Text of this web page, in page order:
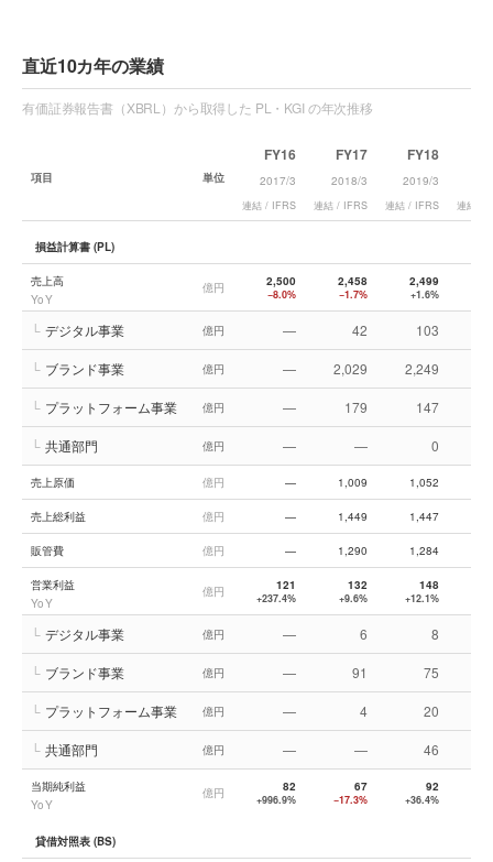
直近10カ年の業績
有価証券報告書（XBRL）から取得した PL・KGI の年次推移
項目 単位
FY16
2017/3
連結 / IFRS
FY17
2018/3
連結 / IFRS
FY18
2019/3
連結 / IFRS 連結 /
損益計算書 (PL)
売上高
YoY
億円 2,500
−8.0%
2,458
−1.7%
2,499
+1.6%
└ デジタル事業 億円 — 42 103
└ ブランド事業 億円 — 2,029 2,249
└ プラットフォーム事業 億円 — 179 147
└ 共通部門 億円 — — 0
売上原価 億円 — 1,009 1,052
売上総利益 億円 — 1,449 1,447
販管費 億円 — 1,290 1,284
営業利益
YoY
億円 121
+237.4%
132
+9.6%
148
+12.1%
└ デジタル事業 億円 — 6 8
└ ブランド事業 億円 — 91 75
└ プラットフォーム事業 億円 — 4 20
└ 共通部門 億円 — — 46
当期純利益
YoY
億円 82
+996.9%
67
−17.3%
92
+36.4%
貸借対照表 (BS)